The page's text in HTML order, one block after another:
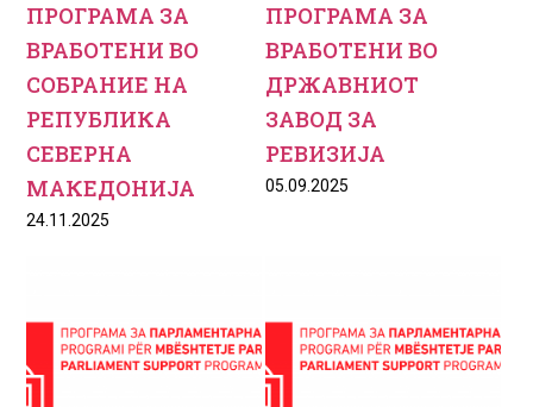
ПРОГРАМА ЗА
ВРАБОТЕНИ ВО
СОБРАНИЕ НА
РЕПУБЛИКА
СЕВЕРНА
МАКЕДОНИЈА
24.11.2025
ПРОГРАМА ЗА
ВРАБОТЕНИ ВО
ДРЖАВНИОТ
ЗАВОД ЗА
РЕВИЗИЈА
05.09.2025